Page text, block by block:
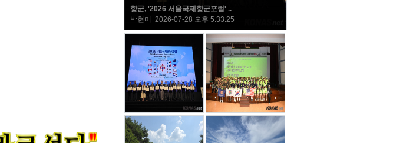
향군, '2026 서울국제향군포럼' ..
박현미 2026-07-28 오후 5:33:25